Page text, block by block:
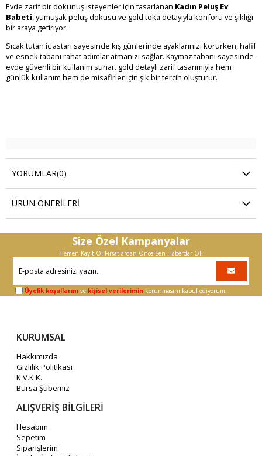
Evde zarif bir dokunuş isteyenler için tasarlanan Kadın Peluş Ev
Babeti, yumuşak peluş dokusu ve gold toka detayıyla konforu ve şıklığı
bir araya getiriyor.
Sıcak tutan iç astarı sayesinde kış günlerinde ayaklarınızı korurken, hafif
ve esnek tabanı rahat adımlar atmanızı sağlar. Kaymaz tabanı sayesinde
evde güvenli bir kullanım sunar. gold detaylı zarif tasarımıyla hem
günlük kullanım hem de misafirler için şık bir tercih oluşturur.
YORUMLAR(0)
ÜRÜN ÖNERILERI
Size Özel Kampanyalar
Hemen Kayıt Ol Fırsatlardan Önce Sen Haberdar Ol!
Üyelik koşullarını ve kişisel verilerimin korunmasını kabul ediyorum.
KURUMSAL
Hakkımızda
Gizlilik Politikası
K.V.K.K.
Bursa Şubemiz
ALIŞVERİŞ BİLGİLERİ
Hesabım
Sepetim
Siparişlerim